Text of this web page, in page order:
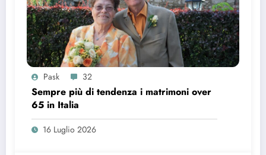
Pask 32
Sempre più di tendenza i matrimoni over
65 in Italia
16 Luglio 2026